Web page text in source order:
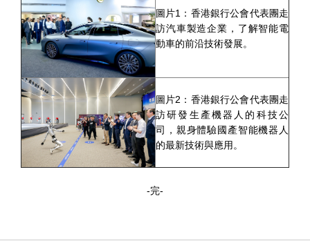
圖片1：香港銀行公會代表團走
訪汽車製造企業，了解智能電
動車的前沿技術發展。
圖片2：香港銀行公會代表團走
訪研發生產機器人的科技公
司，親身體驗國產智能機器人
的最新技術與應用。
-完-